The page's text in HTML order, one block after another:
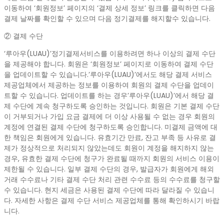
이동하여 ‘회원정보’ 페이지의 ‘결제 상세 정보’ 링크를 클릭하면 다음
결제 날짜를 확인할 수 있으며 다음 정기결제를 해지할수 있습니다.
② 결제 수단
‘루아우(LUAU)’정기결제서비스를 이용하려면 하나 이상의 결제 수단
을 제공해야 합니다. 회원은 ‘회원정보’ 페이지로 이동하여 결제 수단
을 업데이트할 수 있습니다.’루아우(LUAU)’에서도 해당 결제 서비스
제공업체에서 제공하는 정보를 이용하여 회원의 결제 수단을 업데이
트할 수 있습니다. 업데이트를 하는 경우’루아우(LUAU)’에서 해당 결
제 수단에 계속 청구하도록 승인하는 것입니다. 회원은 기본 결제 수단
이 거부되거나 가입 요금 결제에 더 이상 사용될 수 없는 경우 회원의
계정에 연결된 결제 수단에 청구하도록 승인합니다. 미결제 금액에 대
한 책임은 회원에게 있습니다. 유효기간 만료, 잔고 부족 등 사유로 결
제가 정상적으로 처리되지 않았는데도 회원이 계정을 해지하지 않는
경우, 유효한 결제 수단에 청구가 완료될 때까지 회원의 서비스 이용이
제한될 수 있습니다. 일부 결제 수단의 경우, 발급자가 회원에게 해외
거래 수수료나 기타 결제 수단 처리 관련 수수료 등의 수수료를 청구할
수 있습니다. 현지 세금은 사용된 결제 수단에 따라 달라질 수 있습니
다. 자세한 사항은 결제 수단 서비스 제공업체를 통해 확인하시기 바랍
니다.